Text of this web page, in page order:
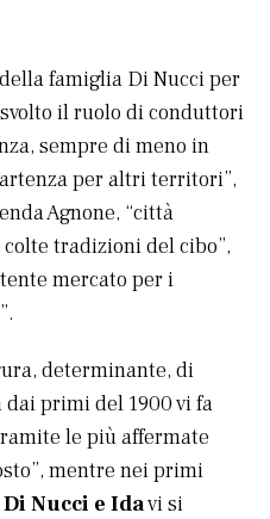
famiglia Di Nucci per
il ruolo di conduttori
sempre di meno in
per altri territori”,
Agnone, “città
tradizioni del cibo”,
mercato per i
determinante, di
dai primi del 1900 vi fa
le più affermate
mentre nei primi
Nucci e Idavi si